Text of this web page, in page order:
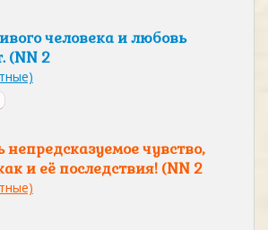
человека и любовь
(NN 2
непредсказуемое чувство,
и её последствия! (NN 2